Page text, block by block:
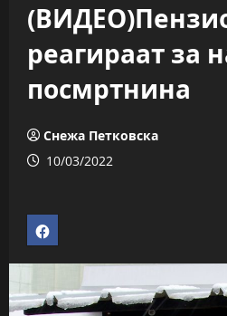
реагираат за
посмртнина
Снежа Петковска
10/03/2022